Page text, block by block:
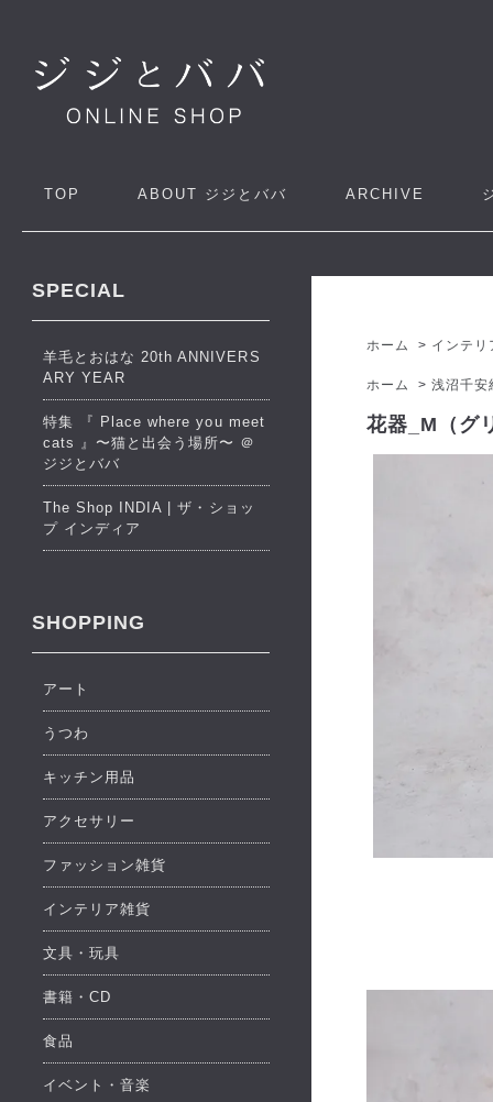
TOP ABOUT ジジとババ ARCHIVE
ホーム > インテリ
ホーム >浅沼千安
花器_M（グ
SPECIAL
羊毛とおはな 20th ANNIVERS
ARY YEAR
特集 『 Place where you meet
cats 』〜猫と出会う場所〜 ＠
ジジとババ
The Shop INDIA | ザ・ショッ
プ インディア
SHOPPING
アート
うつわ
キッチン用品
アクセサリー
ファッション雑貨
インテリア雑貨
文具・玩具
書籍・CD
食品
イベント・音楽